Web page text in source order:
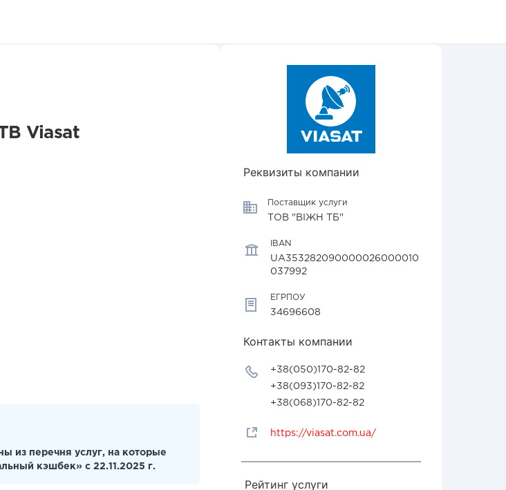
Viasat
из перечня услуг, на которые
кэшбек» с 22.11.2025 г.
Реквизиты компании
Поставщик услуги
ТОВ "ВІЖН ТБ"
IBAN
UA353282090000026000010
037992
ЕГРПОУ
34696608
Контакты компании
+38(050)170-82-82
+38(093)170-82-82
+38(068)170-82-82
https://viasat.com.ua/
Рейтинг услуги